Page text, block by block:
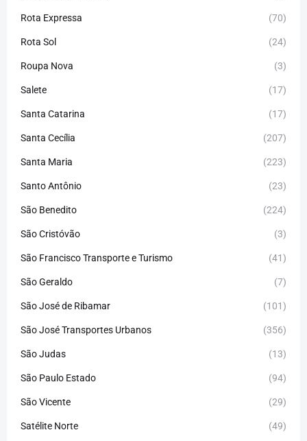
Rota Expressa (70)
Rota Sol (24)
Roupa Nova (3)
Salete (17)
Santa Catarina (17)
Santa Cecília (207)
Santa Maria (223)
Santo Antônio (23)
São Benedito (224)
São Cristóvão (3)
São Francisco Transporte e Turismo (41)
São Geraldo (7)
São José de Ribamar (101)
São José Transportes Urbanos (356)
São Judas (13)
São Paulo Estado (94)
São Vicente (29)
Satélite Norte (49)